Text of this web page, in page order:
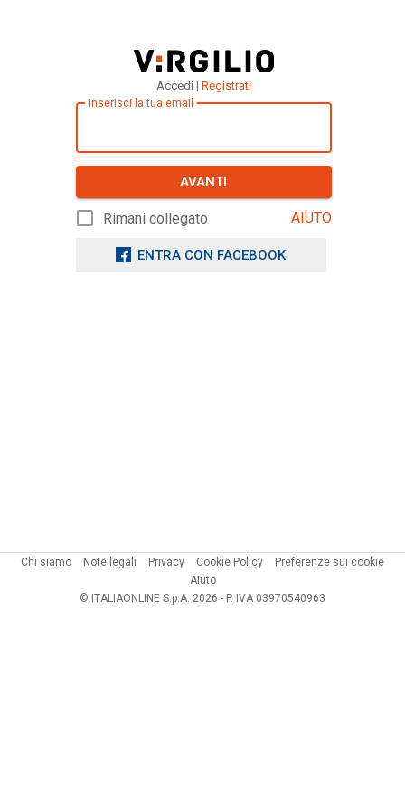
Accedi | Registrati
Inserisci la tua email
AVANTI
Rimani collegato AIUTO
ENTRA CON FACEBOOK
Chi siamo Note legali Privacy Cookie Policy
Preferenze sui cookie
Aiuto
© ITALIAONLINE S.p.A. 2026 - P. IVA 03970540963